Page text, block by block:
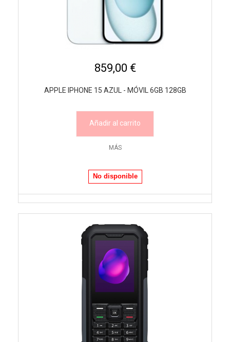
859,00 €
APPLE IPHONE 15 AZUL - MÓVIL 6GB 128GB
Añadir al carrito
MÁS
No disponible